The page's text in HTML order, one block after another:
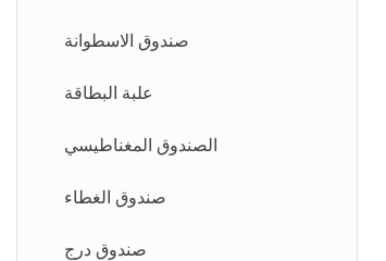
صندوق الاسطوانة
علبة البطاقة
الصندوق المغناطيسي
صندوق الغطاء
صندوق درج